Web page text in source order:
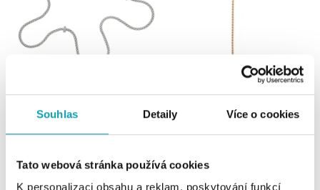
Souhlas Detaily Více o cookies
Tato webová stránka používá cookies
K personalizaci obsahu a reklam, poskytování funkcí
od 12 630 €
Náhrdelník s diamantom ARIA
od 3 730 €